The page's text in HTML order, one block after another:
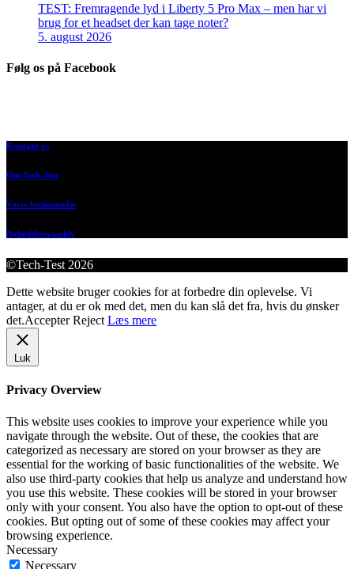
TEST: Fremragende lyd i Liberty 5 Pro Max – men har vi
brug for et headset der kan tage noter?
5. august 2026
Følg os på Facebook
Kontakt os
Om Tech-Test
Vores bedømmelse
Nyhedsbrevsarkiv
©Tech-Test 2026
Dette website bruger cookies for at forbedre din oplevelse. Vi
antager, at du er ok med det, men du kan slå det fra, hvis du ønsker
det.Accepter Reject Læs mere
Luk
Privacy Overview
This website uses cookies to improve your experience while you
navigate through the website. Out of these, the cookies that are
categorized as necessary are stored on your browser as they are
essential for the working of basic functionalities of the website. We
also use third-party cookies that help us analyze and understand how
you use this website. These cookies will be stored in your browser
only with your consent. You also have the option to opt-out of these
cookies. But opting out of some of these cookies may affect your
browsing experience.
Necessary
Necessary